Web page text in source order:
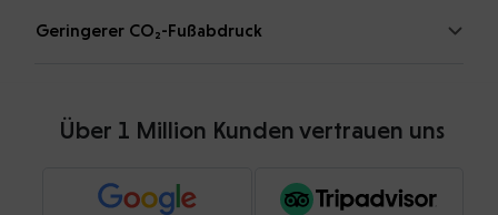
Geringerer CO₂-Fußabdruck
Über 1 Million Kunden vertrauen uns